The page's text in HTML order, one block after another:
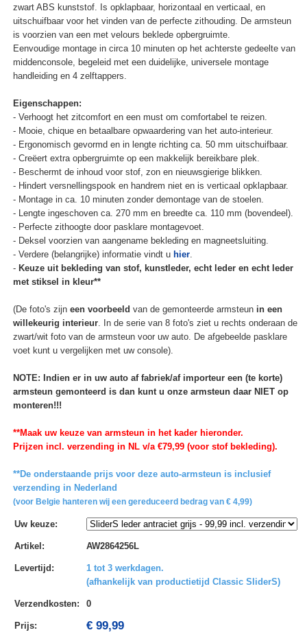
zwart ABS kunststof. Is opklapbaar, horizontaal en verticaal, en
uitschuifbaar voor het vinden van de perfecte zithouding. De armsteun
is voorzien van een met velours beklede opbergruimte.
Eenvoudige montage in circa 10 minuten op het achterste gedeelte van
middenconsole, begeleid met een duidelijke, universele montage
handleiding en 4 zelftappers.
Eigenschappen:
- Verhoogt het zitcomfort en een must om comfortabel te reizen.
- Mooie, chique en betaalbare opwaardering van het auto-interieur.
- Ergonomisch gevormd en in lengte richting ca. 50 mm uitschuifbaar.
- Creëert extra opbergruimte op een makkelijk bereikbare plek.
- Beschermt de inhoud voor stof, zon en nieuwsgierige blikken.
- Hindert versnellingspook en handrem niet en is verticaal opklapbaar.
- Montage in ca. 10 minuten zonder demontage van de stoelen.
- Lengte ingeschoven ca. 270 mm en breedte ca. 110 mm (bovendeel).
- Perfecte zithoogte door pasklare montagevoet.
- Deksel voorzien van aangename bekleding en magneetsluiting.
- Verdere (belangrijke) informatie vindt u hier.
- Keuze uit bekleding van stof, kunstleder, echt leder en echt leder
met stiksel in kleur**
(De foto's zijn een voorbeeld van de gemonteerde armsteun in een
willekeurig interieur. In de serie van 8 foto's ziet u rechts onderaan de
zwart/wit foto van de armsteun voor uw auto. De afgebeelde pasklare
voet kunt u vergelijken met uw console).
NOTE: Indien er in uw auto af fabriek/af importeur een (te korte)
armsteun gemonteerd is dan kunt u onze armsteun daar NIET op
monteren!!!
**Maak uw keuze van armsteun in het kader hieronder.
Prijzen incl. verzending in NL v/a €79,99 (voor stof bekleding).
**De onderstaande prijs voor deze auto-armsteun is inclusief
verzending in Nederland
(voor Belgie hanteren wij een gereduceerd bedrag van € 4,99)
Uw keuze:
Artikel : AW2864256L
Levertijd :
1 tot 3 werkdagen.
(afhankelijk van productietijd Classic SliderS)
Verzendkosten: 0
Prijs: € 99,99